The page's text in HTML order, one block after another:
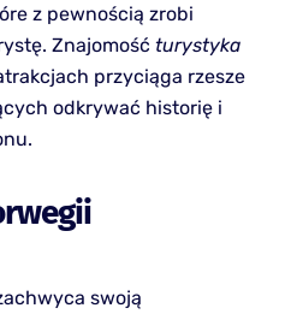
z pewnością zrobi
Znajomość turystyka
przyciąga rzesze
odkrywać historię i
swoją